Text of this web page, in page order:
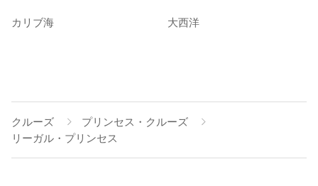
カリブ海 大西洋
クルーズ
プリンセス・クルーズ
リーガル・プリンセス